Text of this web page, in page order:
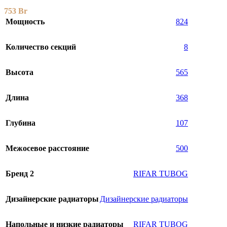
753 Br
Мощность
824
Количество секций 8
Высота 565
Длина 368
Глубина 107
Межосевое расстояние 500
Бренд 2 RIFAR TUBOG
Дизайнерские радиаторы Дизайнерские радиаторы
Напольные и низкие радиаторы RIFAR TUBOG